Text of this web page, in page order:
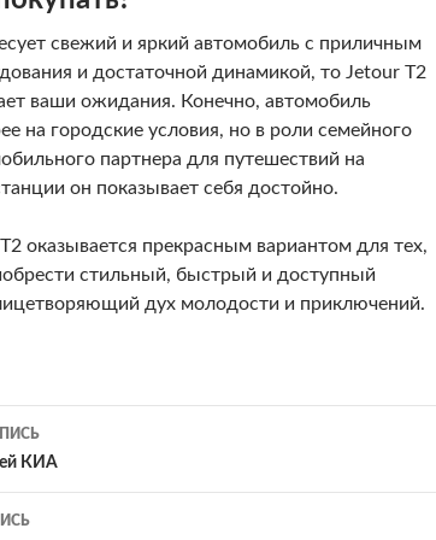
свежий и яркий автомобиль с приличным
и достаточной динамикой, то Jetour T2
ваши ожидания. Конечно, автомобиль
на городские условия, но в роли семейного
партнера для путешествий на
он показывает себя достойно.
оказывается прекрасным вариантом для тех,
стильный, быстрый и доступный
дух молодости и приключений.
КИА